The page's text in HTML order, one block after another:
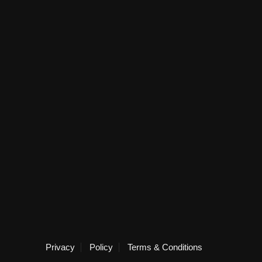
Privacy Policy Terms & Conditions